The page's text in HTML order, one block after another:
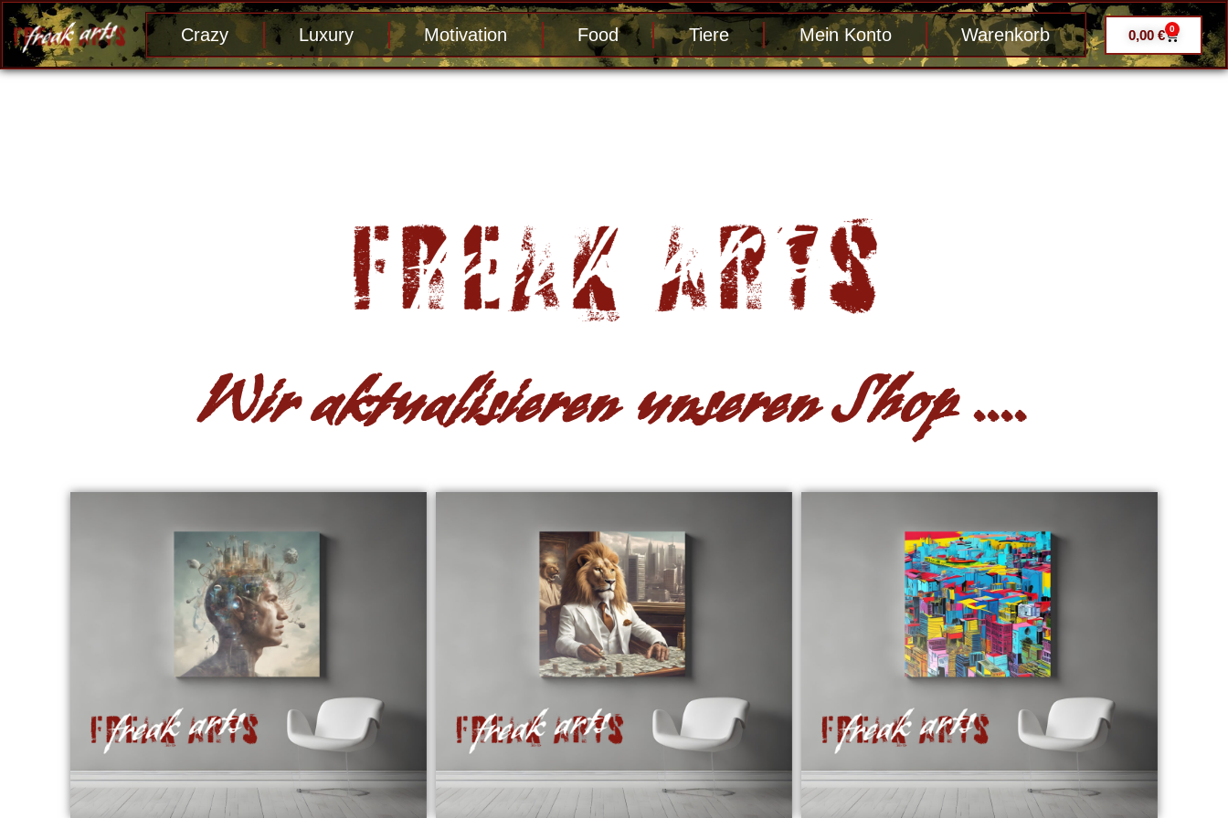
Crazy Luxury Motivation Food Tiere Mein Konto Warenkorb 0,00 € 0
Wir aktualisieren unseren Shop ....